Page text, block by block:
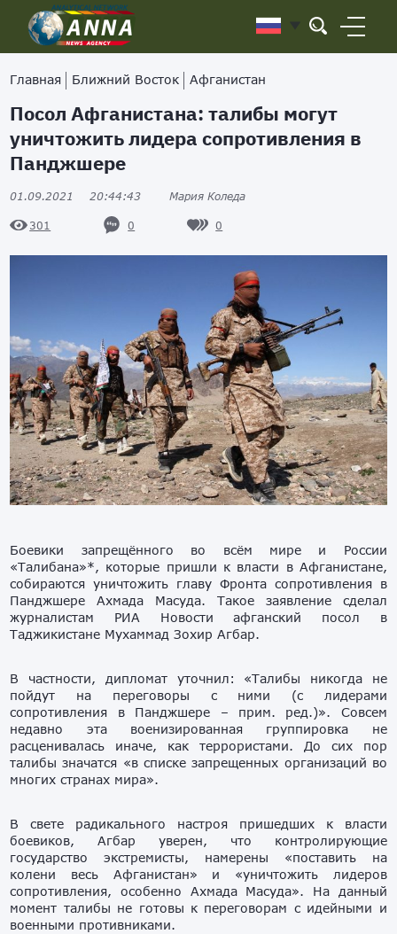
Главная Ближний Восток Афганистан
Посол Афганистана: талибы могут
уничтожить лидера сопротивления в
Панджшере
01.09.2021 20:44:43 Мария Коледа
301 0 0
Боевики запрещённого во всём мире и России
«Талибана»*, которые пришли к власти в Афганистане,
собираются уничтожить главу Фронта сопротивления в
Панджшере Ахмада Масуда. Такое заявление сделал
журналистам РИА Новости афганский посол в
Таджикистане Мухаммад Зохир Агбар.
В частности, дипломат уточнил: «Талибы никогда не
пойдут на переговоры с ними (с лидерами
сопротивления в Панджшере – прим. ред.)». Совсем
недавно эта военизированная группировка не
расценивалась иначе, как террористами. До сих пор
талибы значатся «в списке запрещенных организаций во
многих странах мира».
В свете радикального настроя пришедших к власти
боевиков, Агбар уверен, что контролирующие
государство экстремисты, намерены «поставить на
колени весь Афганистан» и «уничтожить лидеров
сопротивления, особенно Ахмада Масуда». На данный
момент талибы не готовы к переговорам с идейными и
военными противниками.